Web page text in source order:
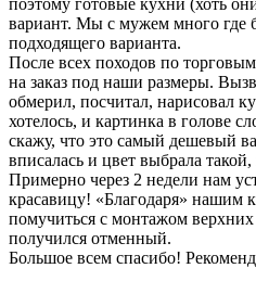
вариант. Мы с мужем много где
подходящего варианта.
После всех походов по
на заказ под наши размеры.
обмерил, посчитал, нарисовал
хотелось, и картинка в голове
скажу, что это самый дешевый
вписалась и цвет выбрала
Примерно через 2 недели нам
красавицу! «Благодаря» нашим
помучиться с монтажом
получился отменный.
Большое всем спасибо!